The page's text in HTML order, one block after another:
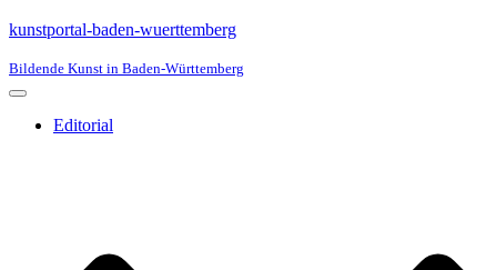
kunstportal-baden-wuerttemberg
Bildende Kunst in Baden-Württemberg
Navigationsmenü
Editorial